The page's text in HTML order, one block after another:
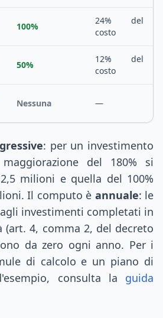
100%
24% del
costo
50%
12% del
costo
Nessuna —
: per un investimento
del 180% si
milioni e quella del 100%
Il computo è annuale: le
investimenti completati in
(art. 4, comma 2, del decreto
da zero ogni anno. Per i
di calcolo e un piano di
consulta la
guida